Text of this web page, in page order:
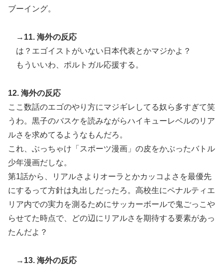
ブーイング。
→11. 海外の反応
は？エゴイストがいない日本代表とかマジかよ？
もういいわ、ポルトガル応援する。
12. 海外の反応
ここ数話のエゴのやり方にマジギレしてる奴ら多すぎて笑
うわ。黒子のバスケを読みながらハイキューレベルのリア
ルさを求めてるようなもんだろ。
これ、ぶっちゃけ「スポーツ漫画」の皮をかぶったバトル
少年漫画だしな。
第1話から、リアルさよりオーラとかカッコよさを最優先
にするって方針は丸出しだったろ。高校生にペナルティエ
リア内での実力を測るためにサッカーボールで鬼ごっこや
らせてた時点で、どの辺にリアルさを期待する要素があっ
たんだよ？
→13. 海外の反応